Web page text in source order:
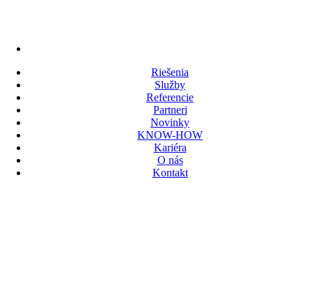
Riešenia
Služby
Referencie
Partneri
Novinky
KNOW-HOW
Kariéra
O nás
Kontakt